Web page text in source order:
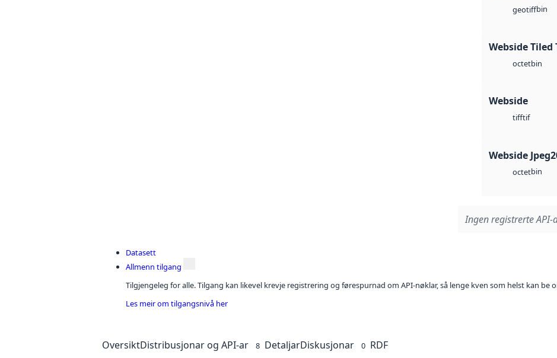
geotiffbin
Webside Tiled
octetbin
Webside
tifftif
Webside
octetbin
Ingen registrerte
Datasett
Allmenn tilgang
Tilgjengeleg for alle. Tilgang kan likevel krevje registrering og førespurnad om API-nøklar, så lenge kven som helst kan be
Les meir om tilgangsnivå her
OversiktDistribusjonar og API-ar 8 DetaljarDiskusjonar 0 RDF